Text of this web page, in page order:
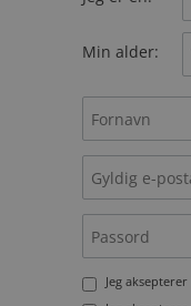
Min alder:
Jeg aksepterer